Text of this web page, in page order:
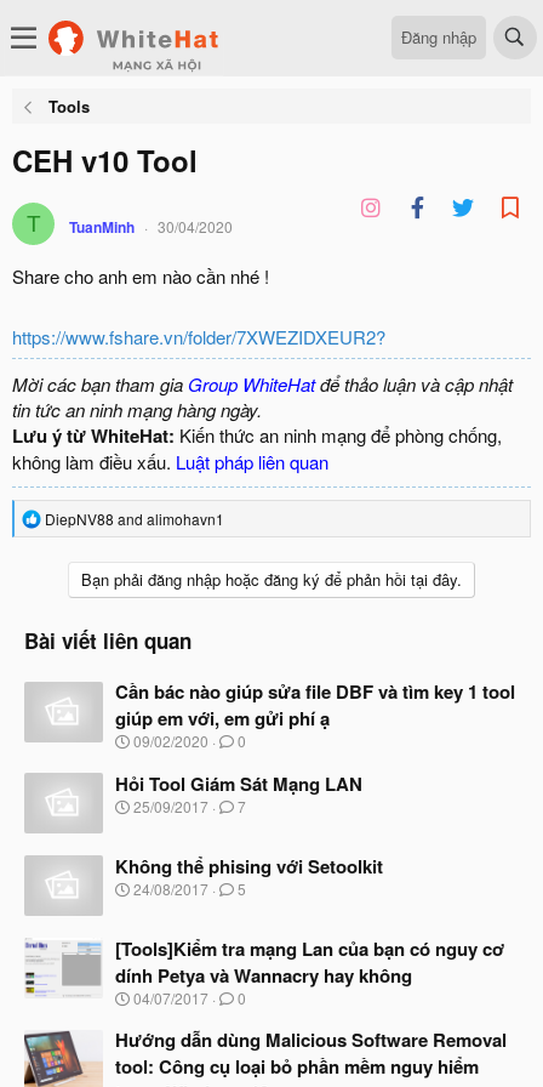
Đăng nhập
Tools
CEH v10 Tool
T TuanMinh 30/04/2020
Share cho anh em nào cần nhé !
https://www.fshare.vn/folder/7XWEZIDXEUR2?
Mời các bạn tham gia Group WhiteHatđể thảo luận và cập nhật
tin tức an ninh mạng hàng ngày.
Lưu ý từ WhiteHat: Kiến thức an ninh mạng để phòng chống,
không làm điều xấu. Luật pháp liên quan
R
e
o
n
DiepNV88 and alimohavn1
Bạn phải đăng nhập hoặc đăng ký để phản hồi tại đây.
Bài viết liên quan
Cần bác nào giúp sửa file DBF và tìm key 1 tool
giúp em với, em gửi phí ạ
N
à
y
b
đ
ầ
09/02/2020 0
Hỏi Tool Giám Sát Mạng LAN
N
y
b
ắ
ầ
u
25/09/2017 7
Không thể phising với Setoolkit
N
y
ắ
t
ầ
u
24/08/2017 5
[Tools]Kiểm tra mạng Lan của bạn có nguy cơ
dính Petya và Wannacry hay không
N
à
b
04/07/2017 0
Hướng dẫn dùng Malicious Software Removal
tool: Công cụ loại bỏ phần mềm nguy hiểm